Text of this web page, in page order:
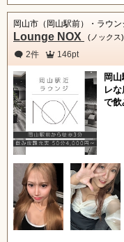
岡山市（岡山駅前）・ラウ
Lounge NOX (ノックス)
2件 146pt
岡
レ
で飲